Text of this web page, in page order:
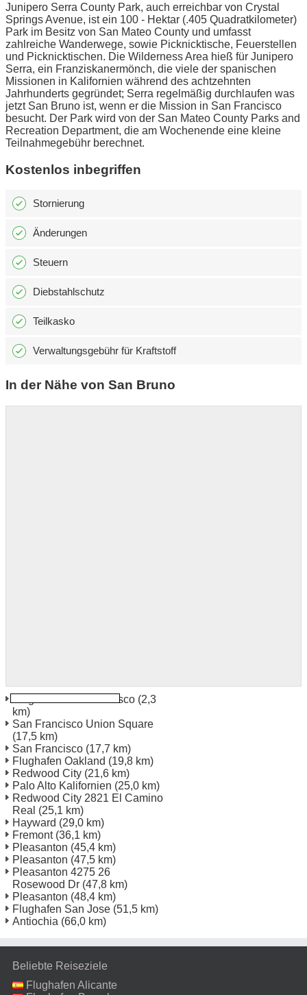
Junipero Serra County Park, auch erreichbar von Crystal
Springs Avenue, ist ein 100 - Hektar (.405 Quadratkilometer)
Park im Besitz von San Mateo County und umfasst
zahlreiche Wanderwege, sowie Picknicktische, Feuerstellen
und Picknicktischen. Die Wilderness Area hieß für Junipero
Serra, ein Franziskanermönch, die viele der spanischen
Missionen in Kalifornien während des achtzehnten
Jahrhunderts gegründet; Serra regelmäßig durchlaufen was
jetzt San Bruno ist, wenn er die Mission in San Francisco
besucht. Der Park wird von der San Mateo County Parks and
Recreation Department, die am Wochenende eine kleine
Teilnahmegebühr berechnet.
Kostenlos inbegriffen
Stornierung
Änderungen
Steuern
Diebstahlschutz
Teilkasko
Verwaltungsgebühr für Kraftstoff
In der Nähe von San Bruno
Flughafen San Francisco (2,3
km)
San Francisco Union Square
(17,5 km)
San Francisco (17,7 km)
Flughafen Oakland (19,8 km)
Redwood City (21,6 km)
Palo Alto Kalifornien (25,0 km)
Redwood City 2821 El Camino
Real (25,1 km)
Hayward (29,0 km)
Fremont(36,1 km)
Pleasanton (45,4 km)
Pleasanton (47,5 km)
Pleasanton 4275 26
Rosewood Dr (47,8 km)
Pleasanton (48,4 km)
Flughafen San Jose (51,5 km)
Antiochia (66,0 km)
Beliebte Reiseziele
Flughafen Alicante